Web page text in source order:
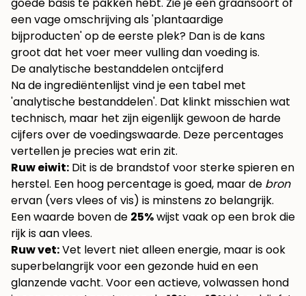
goede basis te pakken hebt. Zie je een graansoort of
een vage omschrijving als 'plantaardige
bijproducten' op de eerste plek? Dan is de kans
groot dat het voer meer vulling dan voeding is.
De analytische bestanddelen ontcijferd
Na de ingrediëntenlijst vind je een tabel met
'analytische bestanddelen'. Dat klinkt misschien wat
technisch, maar het zijn eigenlijk gewoon de harde
cijfers over de voedingswaarde. Deze percentages
vertellen je precies wat erin zit.
Ruw eiwit: Dit is de brandstof voor sterke spieren en
herstel. Een hoog percentage is goed, maar de bron
ervan (vers vlees of vis) is minstens zo belangrijk.
Een waarde boven de 25%wijst vaak op een brok die
rijk is aan vlees.
Ruw vet:Vet levert niet alleen energie, maar is ook
superbelangrijk voor een gezonde huid en een
glanzende vacht. Voor een actieve, volwassen hond